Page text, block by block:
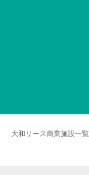
大和リース商業施設一覧